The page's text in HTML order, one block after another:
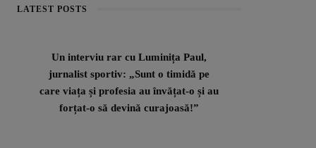
LATEST POSTS
Un interviu rar cu Luminița Paul,
jurnalist sportiv: „Sunt o timidă pe
care viața și profesia au învățat-o și au
forțat-o să devină curajoasă!”